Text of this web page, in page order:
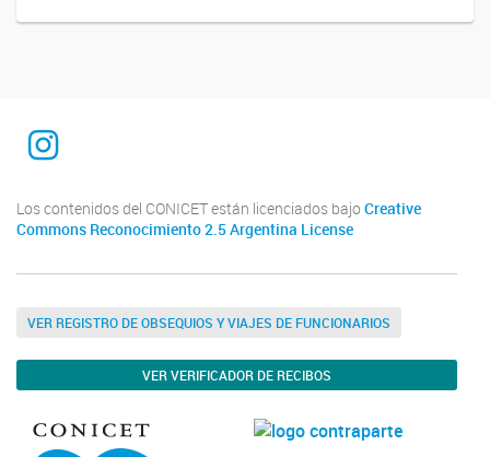
INTEQUI
Los contenidos del CONICET están licenciados bajo Creative
Commons Reconocimiento 2.5 Argentina License
VER REGISTRO DE OBSEQUIOS Y VIAJES DE FUNCIONARIOS
VER VERIFICADOR DE RECIBOS